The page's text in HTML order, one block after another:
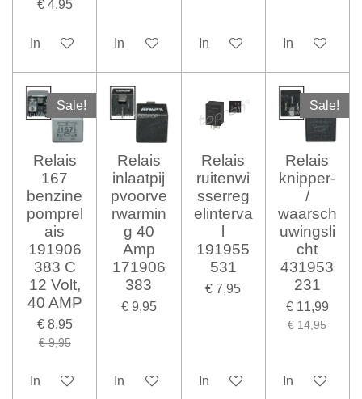
€ 4,95
In winkelwagenIn winkelwagenIn winkelwagenIn
Sale!
Relais
167
benzine
pomprel
ais
191906
383 C
12 Volt,
40 AMP
€ 8,95
€ 9,95
In winkelwagen
Relais
inlaatpij
pvoorve
rwarmin
g 40
Amp
171906
383
€ 9,95
In winkelwagen
Relais
ruitenwi
sserreg
elinterva
191955
531
€ 7,95
In winkelwagen
Sale!
Relais
knipper-
/
waarsch
uwingsli
cht
431953
231
€ 11,99
€ 14,95
In